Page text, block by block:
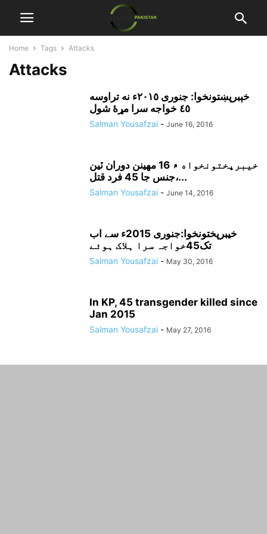
Home Tags Attacks
Attacks
خېبرپښتونخوا: جنورى ٢٠١٥ء نه تراوسه
٤٥ خواجه سرا مړۀ شول
Salman Yousafzai - June 16, 2016
خيبرپختونخواه ۾ 16 مهينن دوران ٽين
جنس جا 45 فرد قتل،...
Salman Yousafzai - June 14, 2016
خیبرپختونخوا:جنوری 2015ء سے اب
تک45خواجہ سرا ہلاک ہوئے
Salman Yousafzai - May 30, 2016
In KP, 45 transgender killed since
Jan 2015
Salman Yousafzai - May 27, 2016